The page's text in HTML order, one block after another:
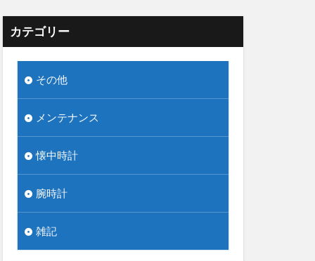
カテゴリー
その他
メンテナンス
懐中時計
腕時計
雑記